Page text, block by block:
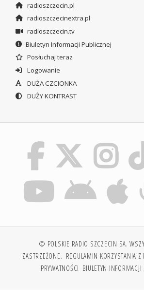
radioszczecin.pl
radioszczecinextra.pl
radioszczecin.tv
Biuletyn Informacji Publicznej
Posłuchaj teraz
Logowanie
DUŻA CZCIONKA
DUŻY KONTRAST
© POLSKIE RADIO SZCZECIN SA.
ZASTRZEŻONE. REGULAMIN KORZYSTANIA Z
PRYWATNOŚCI BIULETYN INFORMACJI